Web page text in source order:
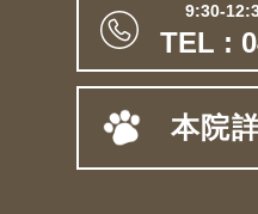
9:30-
TEL :
本院